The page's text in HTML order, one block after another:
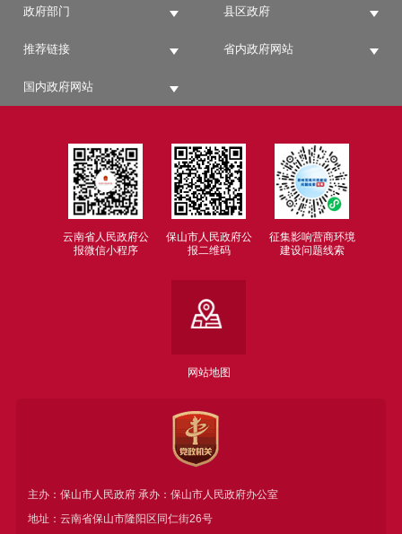
政府部门 县区政府
推荐链接 省内政府网站
国内政府网站
云南省人民政府公
报微信小程序
保山市人民政府公
报二维码
征集影响营商环境
建设问题线索
网站地图
主办：保山市人民政府 承办：保山市人民政府办公室
地址：云南省保山市隆阳区同仁街26号